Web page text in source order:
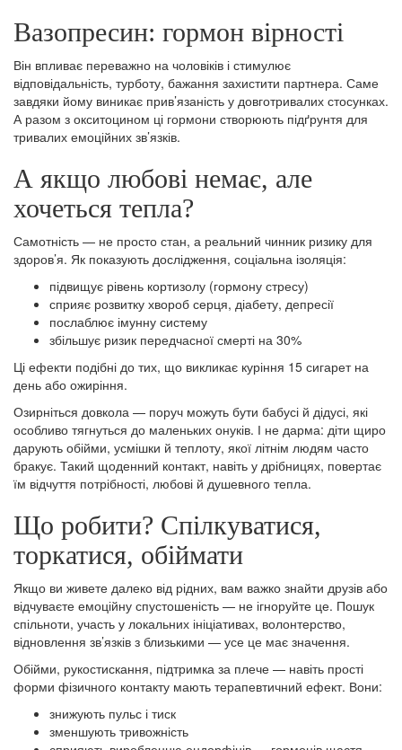
Вазопресин: гормон вірності
Він впливає переважно на чоловіків і стимулює
відповідальність, турботу, бажання захистити партнера. Саме
завдяки йому виникає прив’язаність у довготривалих стосунках.
А разом з окситоцином ці гормони створюють підґрунтя для
тривалих емоційних зв’язків.
А якщо любові немає, але
хочеться тепла?
Самотність — не просто стан, а реальний чинник ризику для
здоров’я. Як показують дослідження, соціальна ізоляція:
підвищує рівень кортизолу (гормону стресу)
сприяє розвитку хвороб серця, діабету, депресії
послаблює імунну систему
збільшує ризик передчасної смерті на 30%
Ці ефекти подібні до тих, що викликає куріння 15 сигарет на
день або ожиріння.
Озирніться довкола — поруч можуть бути бабусі й дідусі, які
особливо тягнуться до маленьких онуків. І не дарма: діти щиро
дарують обійми, усмішки й теплоту, якої літнім людям часто
бракує. Такий щоденний контакт, навіть у дрібницях, повертає
їм відчуття потрібності, любові й душевного тепла.
Що робити? Спілкуватися,
торкатися, обіймати
Якщо ви живете далеко від рідних, вам важко знайти друзів або
відчуваєте емоційну спустошеність — не ігноруйте це. Пошук
спільноти, участь у локальних ініціативах, волонтерство,
відновлення зв’язків з близькими — усе це має значення.
Обійми, рукостискання, підтримка за плече — навіть прості
форми фізичного контакту мають терапевтичний ефект. Вони:
знижують пульс і тиск
зменшують тривожність